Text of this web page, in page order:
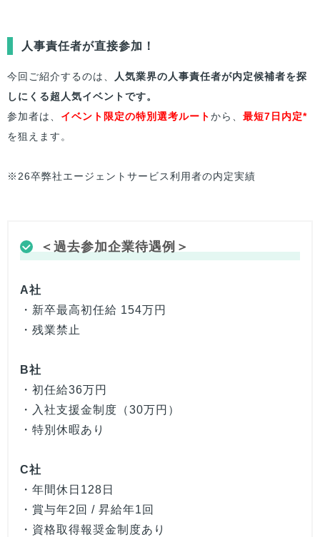
人事責任者が直接参加！
今回ご紹介するのは、
人気業界の人事責任者が内定候補者を探
しにくる超人気イベントです。
参加者は、 イベント限定の特別選考ルートから、 最短7日内定*
を狙えます。
※26卒弊社エージェントサービス利用者の内定実績
＜過去参加企業待遇例＞
A社
・新卒最高初任給 154万円
・残業禁止
B社
・初任給36万円
・入社支援金制度（30万円）
・特別休暇あり
C社
・年間休日128日
・賞与年2回 / 昇給年1回
・資格取得報奨金制度あり